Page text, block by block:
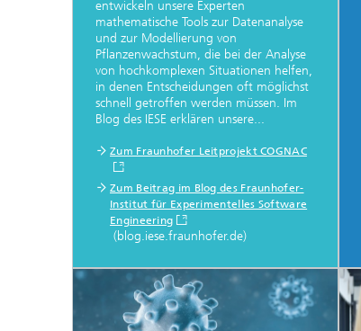
entwickeln unsere Experten
mathematische Tools zur Datenanalyse
und zur Modellierung von
Pflanzenwachstum, die bei der Analyse
von hochkomplexen Situationen helfen,
in denen Entscheidungen oft möglichst
schnell getroffen werden müssen. Im
Blog des IESE erklären unsere...
Zum Fraunhofer Leitprojekt COGNAC
Zum Beitrag im Blog des Fraunhofer-
Institut für Experimentelles Software
Engineering
(blog.iese.fraunhofer.de)